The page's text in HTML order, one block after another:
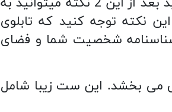
نکته توجه کنید که تابلوی
شخصیت شما و فضای
و زندگی می بخشد. این ست زیبا شامل